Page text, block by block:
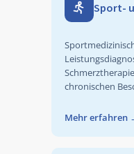
Sport-
chronischen
Mehr erfahren